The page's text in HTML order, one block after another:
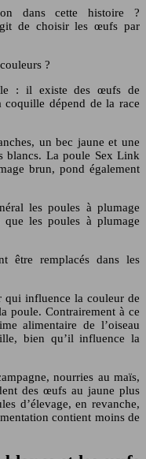
dans cette histoire ?
de choisir les œufs par
?
: il existe des œufs de
dépend de la race
un bec jaune et une
blancs. La poule Sex Link
brun, pond également
les poules à plumage
les poules à plumage
être remplacés dans les
qui influence la couleur de
poule. Contrairement à ce
alimentaire de l’oiseau
bien qu’il influence la
nourries au maïs,
des œufs au jaune plus
d’élevage, en revanche,
contient moins de